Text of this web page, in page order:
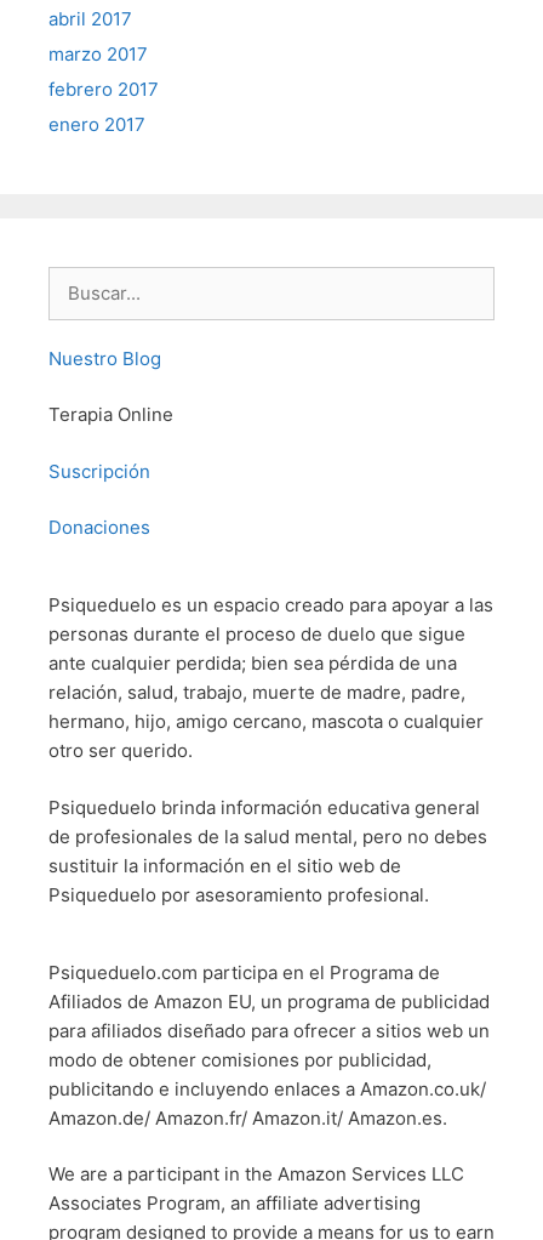
abril 2017
marzo 2017
febrero 2017
enero 2017
Nuestro Blog
Terapia Online
Suscripción
Donaciones
Psiqueduelo es un espacio creado para apoyar a las
personas durante el proceso de duelo que sigue
ante cualquier perdida; bien sea pérdida de una
relación, salud, trabajo, muerte de madre, padre,
hermano, hijo, amigo cercano, mascota o cualquier
otro ser querido.
Psiqueduelo brinda información educativa general
de profesionales de la salud mental, pero no debes
sustituir la información en el sitio web de
Psiqueduelo por asesoramiento profesional.
Psiqueduelo.com participa en el Programa de
Afiliados de Amazon EU, un programa de publicidad
para afiliados diseñado para ofrecer a sitios web un
modo de obtener comisiones por publicidad,
publicitando e incluyendo enlaces a Amazon.co.uk/
Amazon.de/ Amazon.fr/ Amazon.it/ Amazon.es.
We are a participant in the Amazon Services LLC
Associates Program, an affiliate advertising
program designed to provide a means for us to earn